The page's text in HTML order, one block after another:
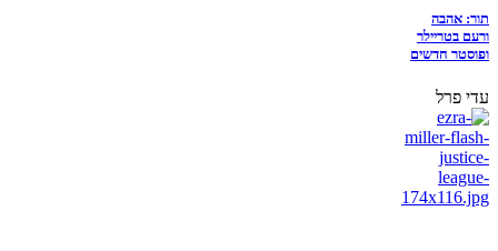
תור: אהבה
ורעם בטריילר
ופוסטר חדשים
עדי פרל